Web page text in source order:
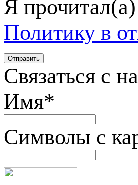
Я
Политику в
Связаться с
Имя*
Символы с